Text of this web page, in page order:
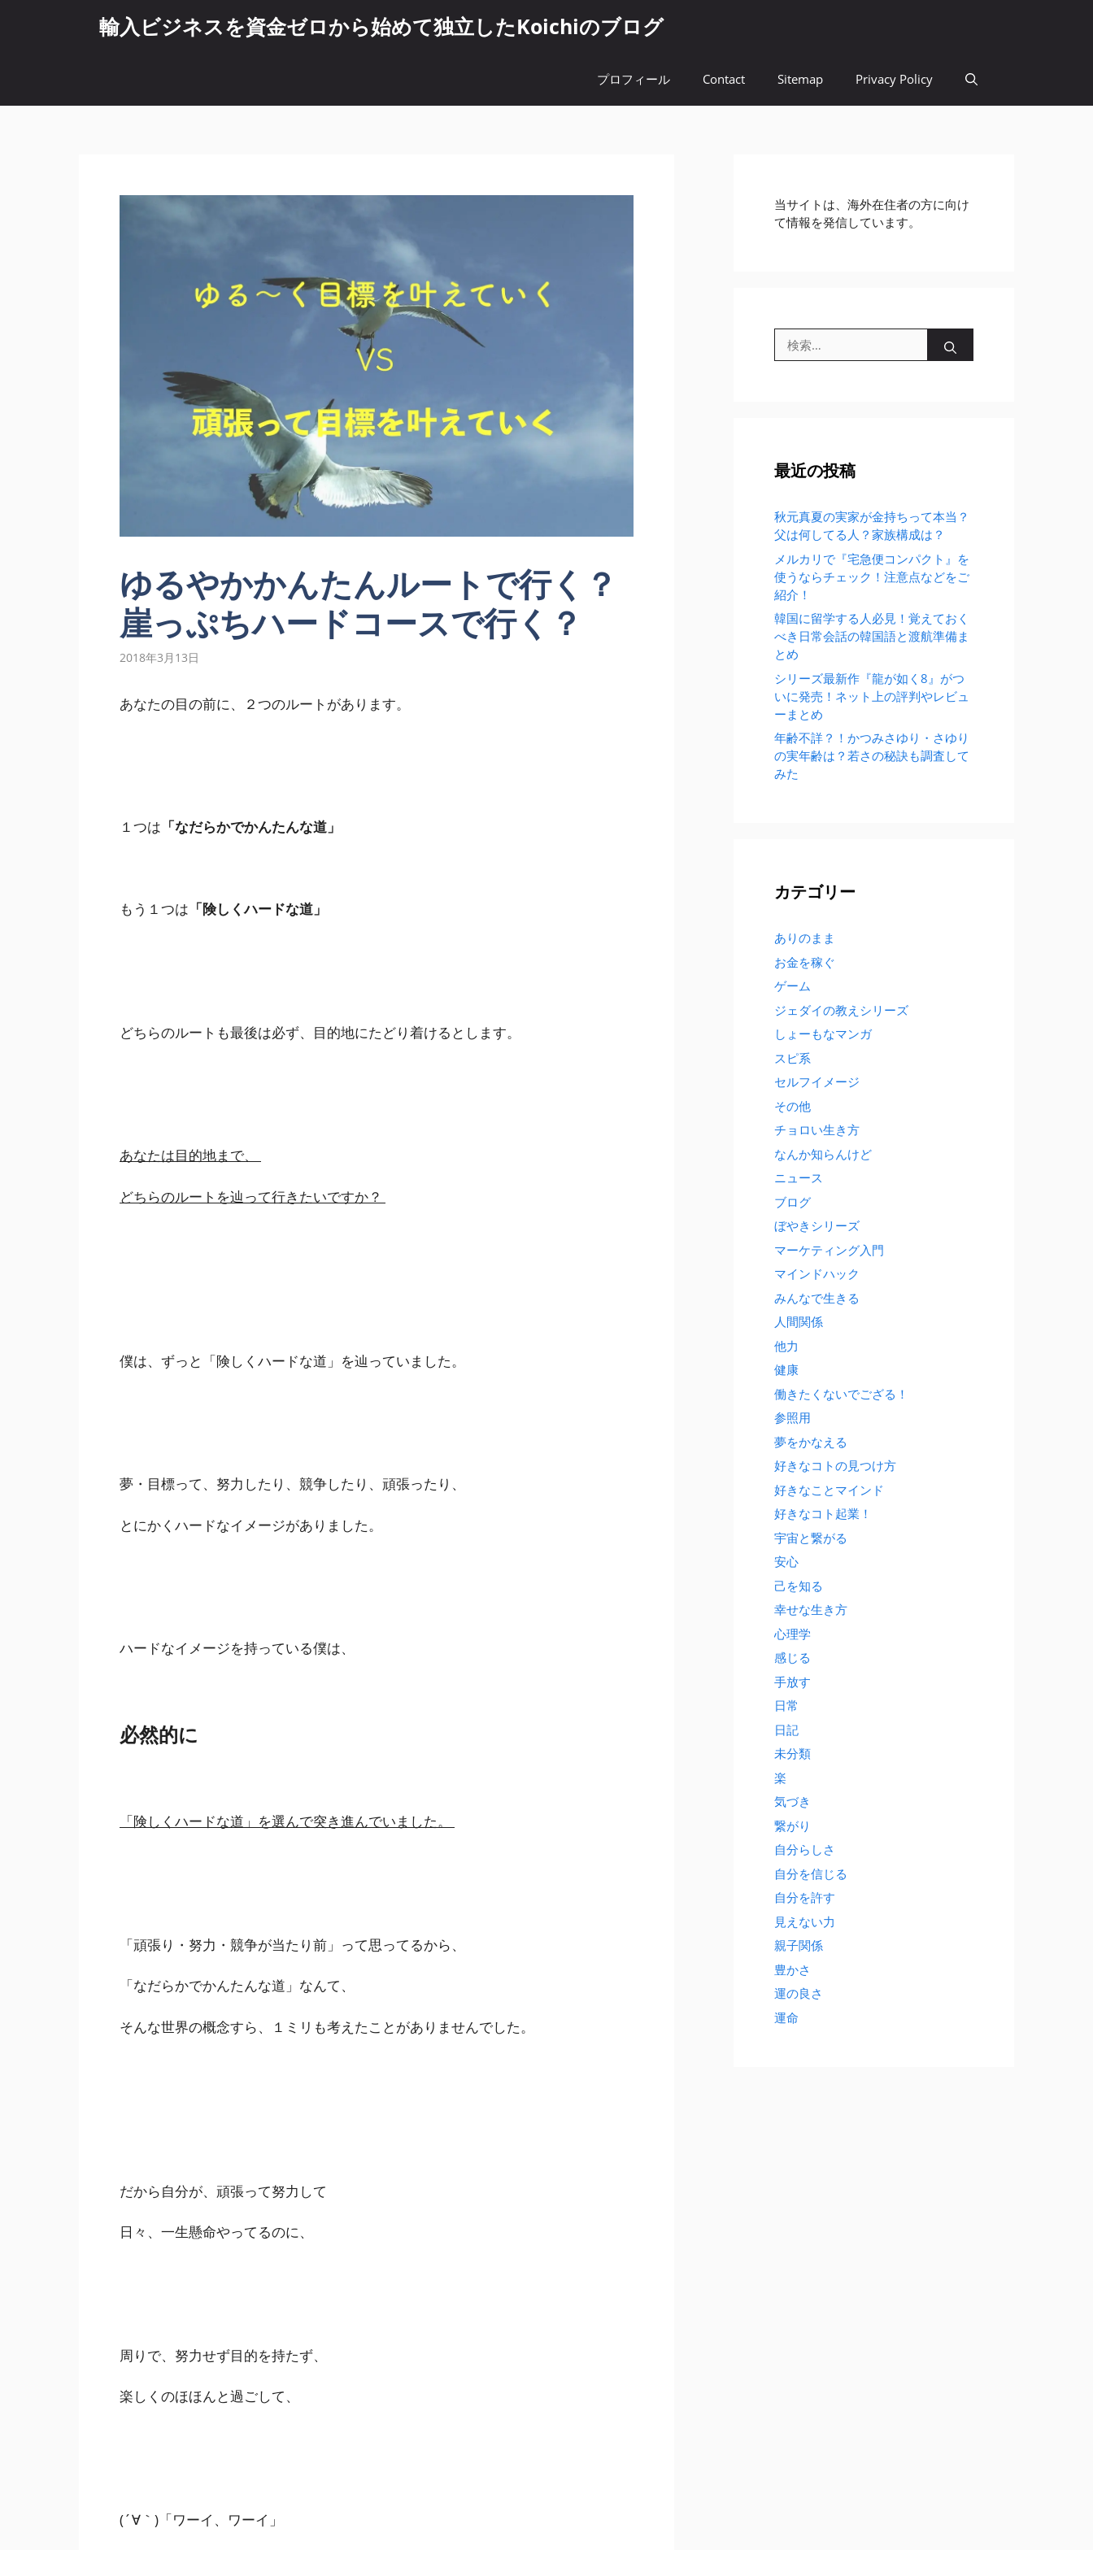
へ
輸入ビジネスを資金ゼロから始めて独立したKoichiのブログ
プロフィール Contact Sitemap Privacy Policy
ゆるやかかんたんルートで行く？
崖っぷちハードコースで行く？
2018年3月13日
あなたの目の前に、２つのルートがあります。
１つは 「なだらかでかんたんな道」
もう１つは 「険しくハードな道」
どちらのルートも最後は必ず、目的地にたどり着けるとします。
あなたは目的地まで、
どちらのルートを辿って行きたいですか？
僕は、ずっと「険しくハードな道」を辿っていました。
夢・目標って、努力したり、競争したり、頑張ったり、
とにかくハードなイメージがありました。
ハードなイメージを持っている僕は、
必然的に
「険しくハードな道」を選んで突き進んでいました。
「頑張り・努力・競争が当たり前」って思ってるから、
「なだらかでかんたんな道」なんて、
そんな世界の概念すら、１ミリも考えたことがありませんでした。
だから自分が、頑張って努力して
日々、一生懸命やってるのに、
周りで、努力せず目的を持たず、
楽しくのほほんと過ごして、
(´∀｀)「ワーイ、ワーイ」
当サイトは、海外在住者の方に向け
て情報を発信しています。
検
索:
最近の投稿
秋元真夏の実家が金持ちって本当？
父は何してる人？家族構成は？
メルカリで『宅急便コンパクト』を
使うならチェック！注意点などをご
紹介！
韓国に留学する人必見！覚えておく
べき日常会話の韓国語と渡航準備ま
とめ
シリーズ最新作『龍が如く8』がつ
いに発売！ネット上の評判やレビュ
ーまとめ
年齢不詳？！かつみさゆり・さゆり
の実年齢は？若さの秘訣も調査して
みた
カテゴリー
ありのまま
お金を稼ぐ
ゲーム
ジェダイの教えシリーズ
しょーもなマンガ
スピ系
セルフイメージ
その他
チョロい生き方
なんか知らんけど
ニュース
ブログ
ぼやきシリーズ
マーケティング入門
マインドハック
みんなで生きる
人間関係
他力
健康
働きたくないでござる！
参照用
夢をかなえる
好きなコトの見つけ方
好きなことマインド
好きなコト起業！
宇宙と繋がる
安心
己を知る
幸せな生き方
心理学
感じる
手放す
日常
日記
未分類
楽
気づき
繋がり
自分らしさ
自分を信じる
自分を許す
見えない力
親子関係
豊かさ
運の良さ
運命